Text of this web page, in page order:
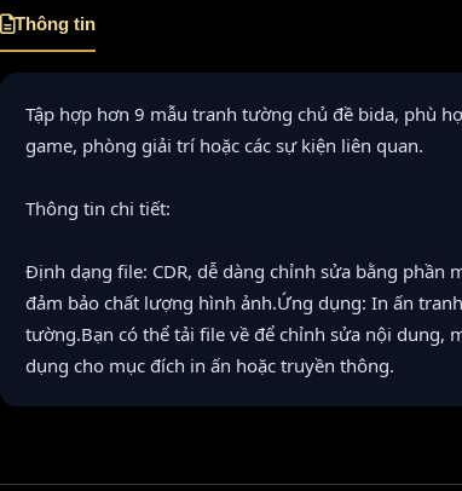
Thông tin
Tập hợp hơn 9 mẫu tranh tường chủ đề bida, phù
game, phòng giải trí hoặc các sự kiện liên quan.
Thông tin chi tiết:
Định dạng file: CDR, dễ dàng chỉnh sửa bằng phần
đảm bảo chất lượng hình ảnh.Ứng dụng: In ấn
tường.Bạn có thể tải file về để chỉnh sửa nội dung,
dụng cho mục đích in ấn hoặc truyền thông.